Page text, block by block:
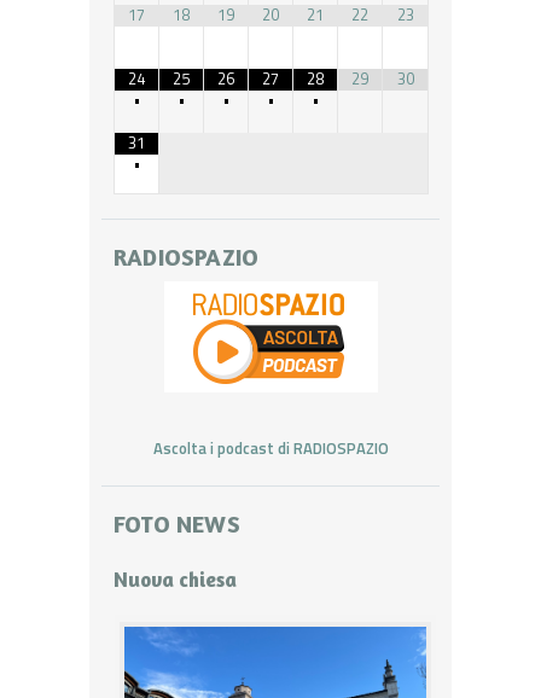
17
18 19 20 21 22 23
24
•
25
•
26
•
27
•
28
•
29 30
31
•
RADIOSPAZIO
Ascolta i podcast di RADIOSPAZIO
FOTO NEWS
Nuova chiesa